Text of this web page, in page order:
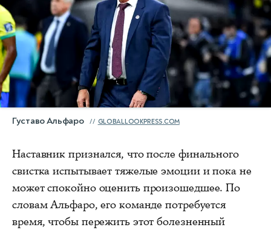
Густаво Альфаро GLOBALLOOKPRESS.COM
Наставник признался, что после финального
свистка испытывает тяжелые эмоции и пока не
может спокойно оценить произошедшее. По
словам Альфаро, его команде потребуется
время, чтобы пережить этот болезненный